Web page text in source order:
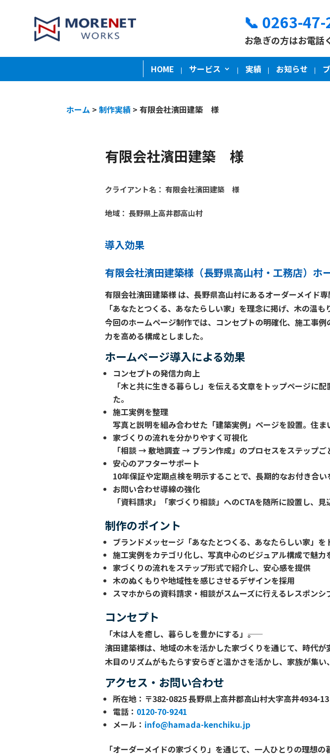
📞 0263-
お急ぎの方はお電話
HOME サービス 実績 お知らせ
ホーム >制作実績 >有限会社濱田建築 様
有限会社濱田建築 様
クライアント名： 有限会社濱田建築 様
地域： 長野県上高井郡高山村
導入効果
有限会社濱田建築様（長野県高山村・工務店）ホ
有限会社濱田建築様 は、長野県高山村にあるオーダーメイド専
「あなたとつくる、あなたらしい家」を理念に掲げ、木の温
今回のホームページ制作では、 コンセプトの明確化、 施工事例
力を高める構成としました。
ホームページ導入による効果
コンセプトの発信力向上
「木と共に生きる暮らし」を伝える文章をトップページに
た。
施工実例を整理
写真と説明を組み合わせた「建築実例」ページを設置。住
家づくりの流れを分かりやすく可視化
「相談 → 敷地調査 → プラン作成」のプロセスをステップ
安心のアフターサポート
10年保証や定期点検を明示することで、長期的なお付き合
お問い合わせ導線の強化
「資料請求」「家づくり相談」へのCTAを随所に設置し、見
制作のポイント
ブランドメッセージ「あなたとつくる、あなたらしい家」
施工実例をカテゴリ化し、写真中心のビジュアル構成で魅力
家づくりの流れをステップ形式で紹介し、安心感を提供
木のぬくもりや地域性を感じさせるデザインを採用
スマホからの資料請求・相談がスムーズに行えるレスポンシ
コンセプト
「木は人を癒し、暮らしを豊かにする」――。
濱田建築様は、地域の木を活かした家づくりを通じて、時代が
木目のリズムがもたらす安らぎと温かさを活かし、 家族が集い
アクセス・お問い合わせ
所在地 ：〒382-0825 長野県上高井郡高山村大字高井4934-13
電話 ： 0120-70-9241
メール ： info@hamada-kenchiku.jp
「オーダーメイドの家づくり」を通じて、一人ひとりの理想の